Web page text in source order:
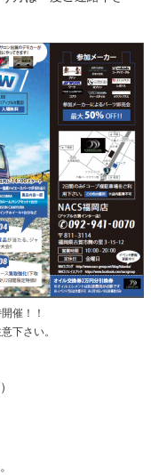
催！！
下さい。